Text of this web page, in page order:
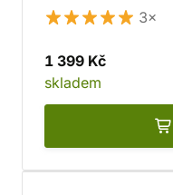
3×
1 399 Kč
skladem